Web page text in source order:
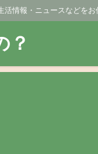
活情報・ニュースなどを
？